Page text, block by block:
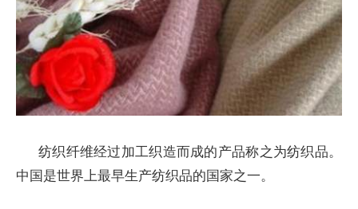
纺织纤维经过加工织造而成的产品称之为纺织品。
中国是世界上最早生产纺织品的国家之一。